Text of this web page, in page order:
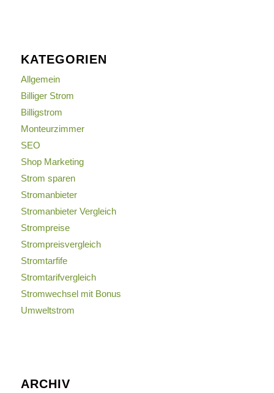
KATEGORIEN
Allgemein
Billiger Strom
Billigstrom
Monteurzimmer
SEO
Shop Marketing
Strom sparen
Stromanbieter
Stromanbieter Vergleich
Strompreise
Strompreisvergleich
Stromtarfife
Stromtarifvergleich
Stromwechsel mit Bonus
Umweltstrom
ARCHIV